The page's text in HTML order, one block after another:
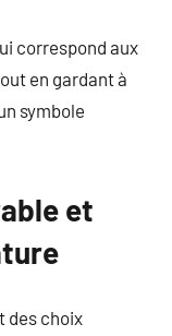
correspond aux
en gardant à
symbole
et
des choix